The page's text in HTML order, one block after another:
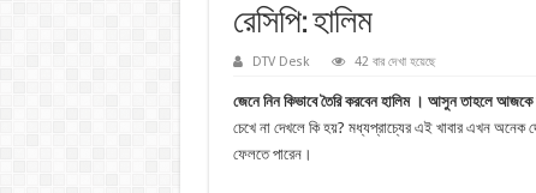
রেসিপি: হালিম
DTV Desk 42 বার দেখা হয়েছে
জেনে নিন কিভাবে তৈরি করবেন হালিম । আসুন তাহলে আজকে
চেখে না দেখলে কি হয়? মধ্যপ্রাচ্যের এই খাবার এখন অনেক
ফেলতে পারেন।